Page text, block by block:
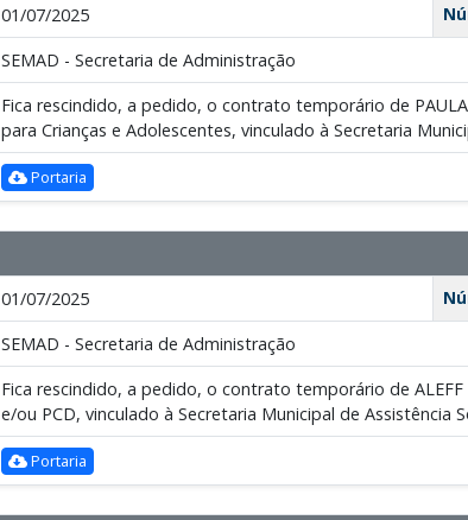
01/07/2025
SEMAD - Secretaria de Administração
Fica rescindido, a pedido, o contrato temporário de
para Crianças e Adolescentes, vinculado à Secretaria
Portaria
01/07/2025
SEMAD - Secretaria de Administração
Fica rescindido, a pedido, o contrato temporário de
e/ou PCD, vinculado à Secretaria Municipal de Assistência
Portaria